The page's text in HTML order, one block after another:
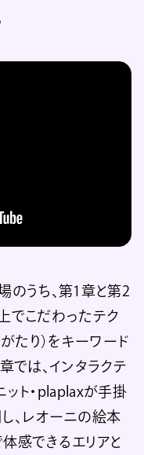
のうち、第1章と第2
でこだわったテク
たり）をキーワード
では、インタラクテ
ット・plaplaxが手掛
、レオーニの絵本
感できるエリアと